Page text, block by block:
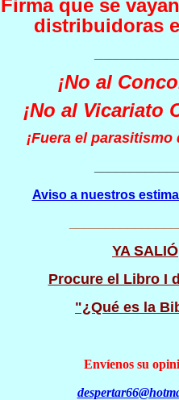
Firma que se
distribuidoras
¡No al
¡No al Vicariato
¡Fuera el parasitismo
Aviso a nuestros
YA SALIÓ
Procure el Libro I
"¿Qué es la
Envíenos su